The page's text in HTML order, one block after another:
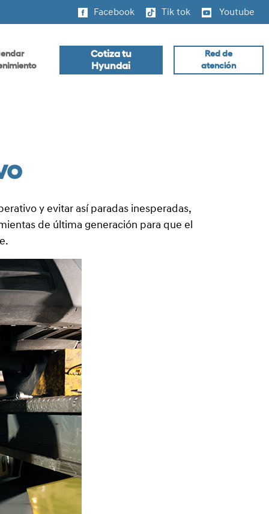
Facebook Tik tok Youtube
Cotiza tu
Hyundai
Red de
atención
y evitar así paradas inesperadas,
de última generación para que el